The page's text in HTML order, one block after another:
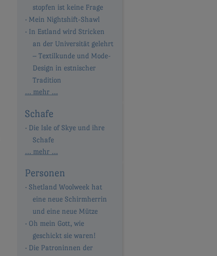
stopfen ist keine Frage
Mein Nightshift-Shawl
In Estland wird Stricken
an der Universität gelehrt
– Textilkunde und Mode-
Design in estnischer
Tradition
… mehr …
Schafe
Die Isle of Skye und ihre
Schafe
… mehr …
Personen
Shetland Woolweek hat
eine neue Schirmherrin
und eine neue Mütze
Oh mein Gott, wie
geschickt sie waren!
Die Patroninnen der